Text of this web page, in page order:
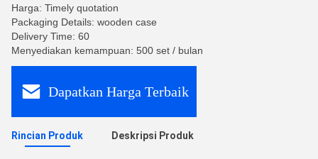
Harga: Timely quotation
Packaging Details: wooden case
Delivery Time: 60
Menyediakan kemampuan: 500 set / bulan
Dapatkan Harga Terbaik
Rincian Produk Deskripsi Produk